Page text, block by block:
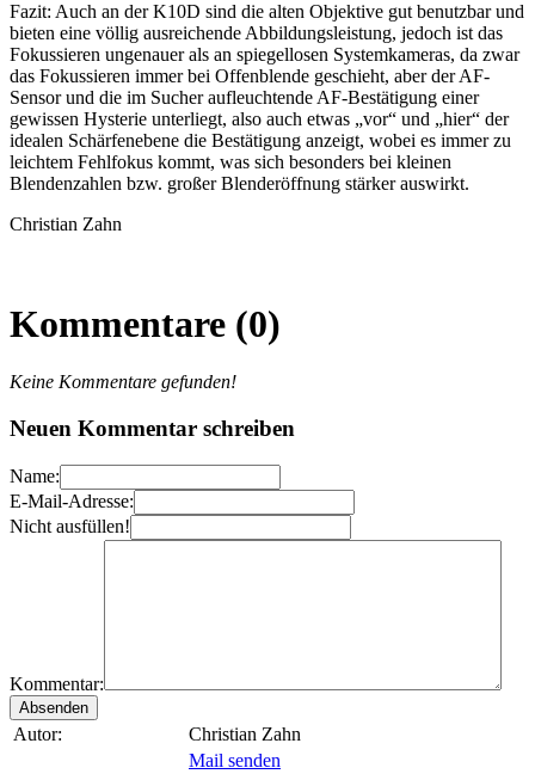
Fazit: Auch an der K10D sind die alten Objektive gut benutzbar und
bieten eine völlig ausreichende Abbildungsleistung, jedoch ist das
Fokussieren ungenauer als an spiegellosen Systemkameras, da zwar
das Fokussieren immer bei Offenblende geschieht, aber der AF-
Sensor und die im Sucher aufleuchtende AF-Bestätigung einer
gewissen Hysterie unterliegt, also auch etwas „vor“ und „hier“ der
idealen Schärfenebene die Bestätigung anzeigt, wobei es immer zu
leichtem Fehlfokus kommt, was sich besonders bei kleinen
Blendenzahlen bzw. großer Blenderöffnung stärker auswirkt.
Christian Zahn
Kommentare (0)
Keine Kommentare gefunden!
Neuen Kommentar schreiben
Name:
E-Mail-Adresse:
Nicht ausfüllen!
Kommentar:
Autor:
Christian Zahn
Mail senden